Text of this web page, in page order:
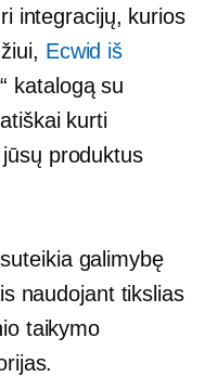
integracijų, kurios
Ecwid iš
katalogą su
kurti
produktus
galimybę
naudojant tikslias
taikymo